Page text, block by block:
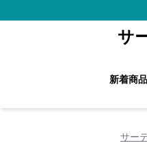
サ
新着商品
サー